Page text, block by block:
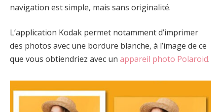
navigation est simple, mais sans originalité.
L’application Kodak permet notamment d’imprimer
des photos avec une bordure blanche, à l’image de ce
que vous obtiendriez avec un appareil photo Polaroid.